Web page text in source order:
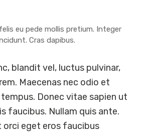
eu pede mollis pretium. Integer
Cras dapibus.
blandit vel, luctus pulvinar,
Maecenas nec odio et
Donec vitae sapien ut
faucibus. Nullam quis ante.
orci eget eros faucibus